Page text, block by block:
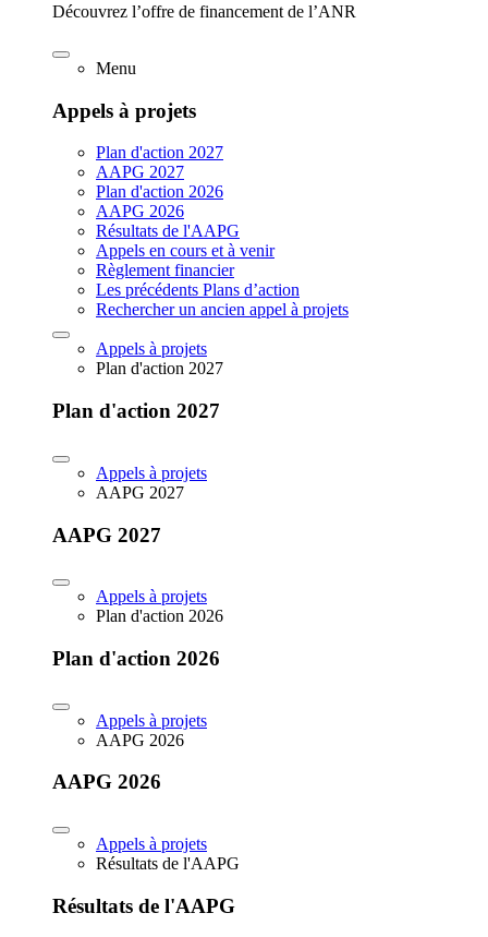
Découvrez l’offre de financement de l’ANR
Menu
Appels à projets
Plan d'action 2027
AAPG 2027
Plan d'action 2026
AAPG 2026
Résultats de l'AAPG
Appels en cours et à venir
Règlement financier
Les précédents Plans d’action
Rechercher un ancien appel à projets
Appels à projets
Plan d'action 2027
Plan d'action 2027
Appels à projets
AAPG 2027
AAPG 2027
Appels à projets
Plan d'action 2026
Plan d'action 2026
Appels à projets
AAPG 2026
AAPG 2026
Appels à projets
Résultats de l'AAPG
Résultats de l'AAPG